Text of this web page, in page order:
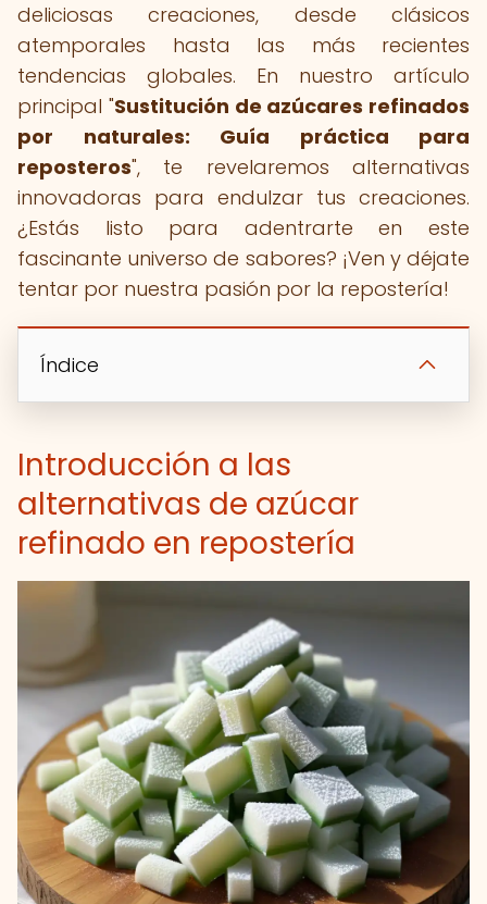
deliciosas creaciones, desde clásicos
atemporales hasta las más recientes
tendencias globales. En nuestro artículo
principal "Sustitución de azúcares refinados
por naturales: Guía práctica para
reposteros", te revelaremos alternativas
innovadoras para endulzar tus creaciones.
¿Estás listo para adentrarte en este
fascinante universo de sabores? ¡Ven y déjate
tentar por nuestra pasión por la repostería!
Índice
Introducción a las
alternativas de azúcar
refinado en repostería